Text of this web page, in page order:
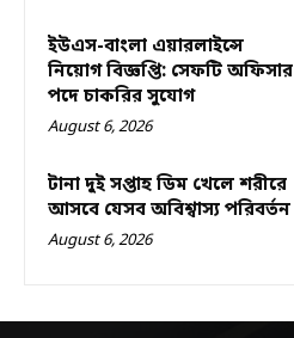
ইউএস-বাংলা এয়ারলাইন্সে
নিয়োগ বিজ্ঞপ্তি: সেফটি অফিসার
পদে চাকরির সুযোগ
August 6, 2026
টানা দুই সপ্তাহ ডিম খেলে শরীরে
আসবে যেসব অবিশ্বাস্য পরিবর্তন
August 6, 2026